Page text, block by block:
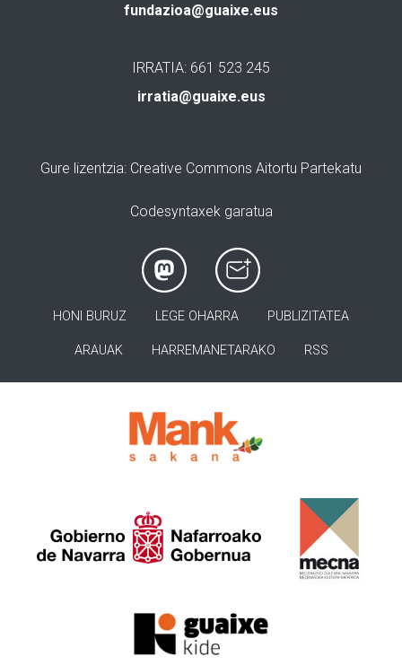
fundazioa@guaixe.eus
IRRATIA: 661 523 245
irratia@guaixe.eus
Gure lizentzia: Creative Commons Aitortu Partekatu
Codesyntaxek garatua
HONI BURUZ LEGE OHARRA PUBLIZITATEA
ARAUAK HARREMANETARAKO RSS